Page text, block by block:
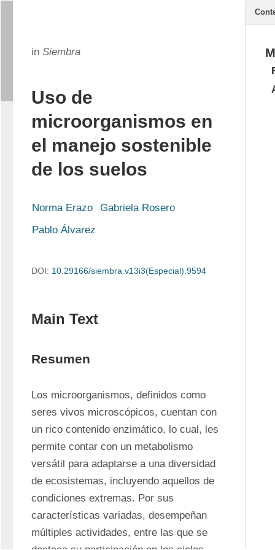
in Siembra
Uso de
microorganismos en
el manejo sostenible
de los suelos
Norma Erazo
Gabriela Rosero
Pablo Álvarez
DOI: 10.29166/siembra.v13i3(Especial).9594
Main Text
Resumen
Los microorganismos, definidos como
seres vivos microscópicos, cuentan con
un rico contenido enzimático, lo cual, les
permite contar con un metabolismo
versátil para adaptarse a una diversidad
de ecosistemas, incluyendo aquellos de
condiciones extremas. Por sus
características variadas, desempeñan
múltiples actividades, entre las que se